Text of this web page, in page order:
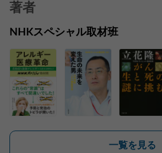
著者
NHKスペシャル取材班
一覧を見る